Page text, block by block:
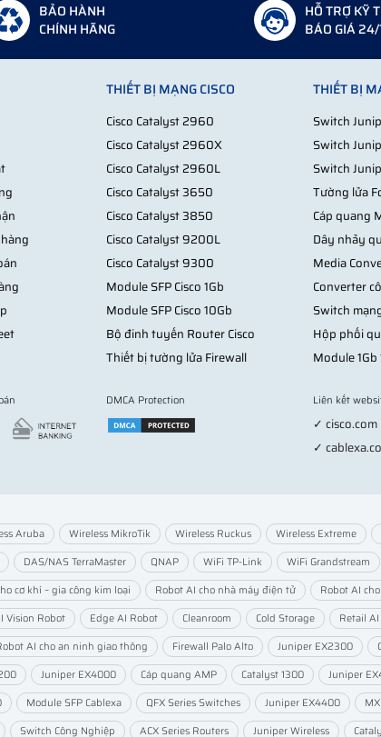
BẢO HÀNH
CHÍNH HÃNG
HỖ TRỢ KỸ
BÁO GIÁ
THIẾT BỊ MẠNG CISCO
Cisco Catalyst 2960
Cisco Catalyst 2960X
Cisco Catalyst 2960L
Cisco Catalyst 3650
Cisco Catalyst 3850
Cisco Catalyst 9200L
Cisco Catalyst 9300
Module SFP Cisco 1Gb
Module SFP Cisco 10Gb
Bộ đinh tuyến Router Cisco
Thiết bị tường lửa Firewall
DMCA Protection
THIẾT BỊ
Switch
Switch
Switch
Tường lửa
Cáp quang
Dây nhảy
Media
Converter
Switch
Hộp phối
Module 1Gb
Liên kết
✓
✓
Aruba Wireless MikroTik Wireless Ruckus Wireless Extreme
DAS/NAS TerraMaster QNAP WiFi TP-Link WiFi Grandstream
cơ khí – gia công kim loại Robot AI cho nhà máy điện tử
Robot AI
Vision Robot Edge AI Robot Cleanroom Cold Storage
Retail
AI cho an ninh giao thông Firewall Palo Alto Juniper EX2300
Juniper EX4000 Cáp quang AMP Catalyst 1300
Juniper
Module SFP Cablexa QFX Series Switches Juniper EX4400
Switch Công Nghiệp ACX Series Routers Juniper Wireless